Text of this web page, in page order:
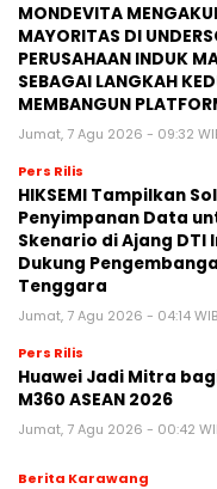
MONDEVITA
MAYORITAS DI
PERUSAHAAN INDUK
SEBAGAI LANGKAH
MEMBANGUN
Jumat, 7 Agu 2026 - 09:32
Pers Rilis
HIKSEMI Tampilkan
Penyimpanan Data
Skenario di Ajang DTI
Dukung
Tenggara
Jumat, 7 Agu 2026 - 04:14 WIB
Pers Rilis
Huawei Jadi Mitra
M360 ASEAN 2026
Jumat, 7 Agu 2026 - 00:42
Berita Karawang